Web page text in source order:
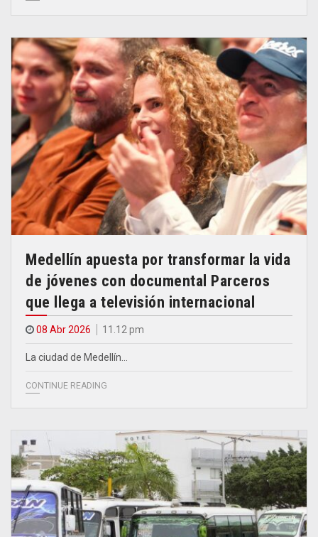
Medellín apuesta por transformar la vida
de jóvenes con documental Parceros
que llega a televisión internacional
08 Abr 2026 11.12 pm
La ciudad de Medellín…
CONTINUE READING